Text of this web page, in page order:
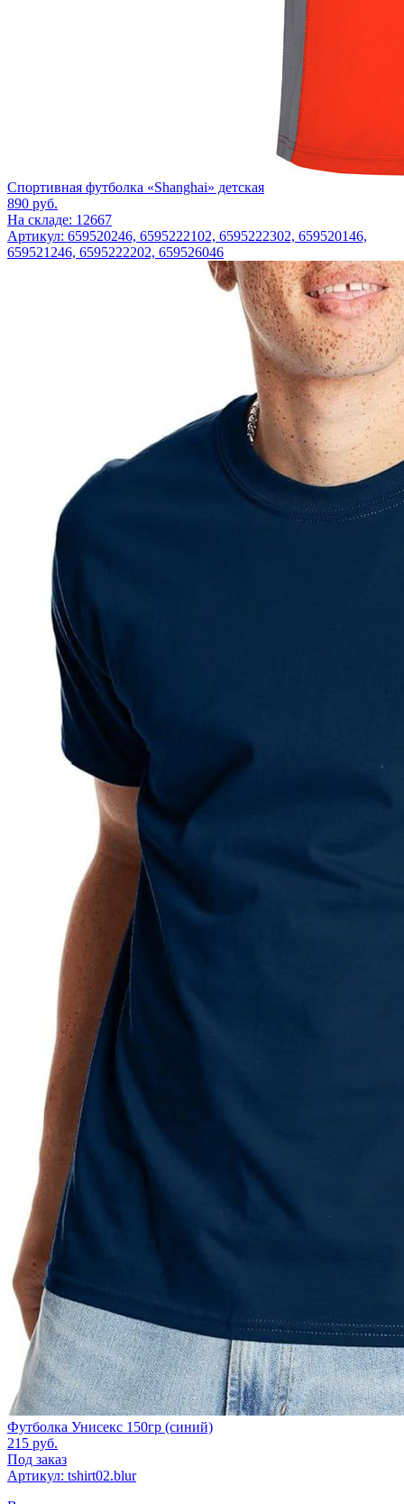
Спортивная футболка «Shanghai» детская
890 руб.
На складе: 12667
Артикул: 659520246, 6595222102, 6595222302, 659520146,
659521246, 6595222202, 659526046
Футболка Унисекс 150гр (синий)
215 руб.
Под заказ
Артикул: tshirt02.blur